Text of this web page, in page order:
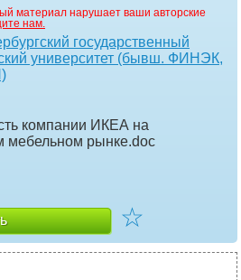
материал нарушает ваши авторские
нам.
государственный
университет (бывш. ФИНЭК,
компании ИКЕА на
мебельном рынке.doc
☆